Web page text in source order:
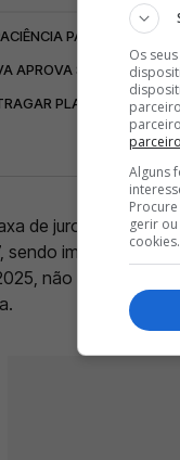
PARA
APROVA SAÍDA DE
PLANOS DE
<
de juro fixa bruta
sendo importante
não estando
Os
Alguns
gerir
cookies.